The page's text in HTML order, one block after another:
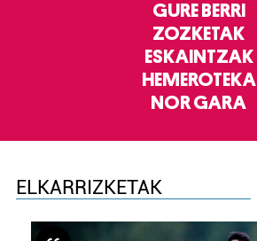
GURE BERRI
ZOZKETAK
ESKAINTZAK
HEMEROTEKA
NOR GARA
ELKARRIZKETAK